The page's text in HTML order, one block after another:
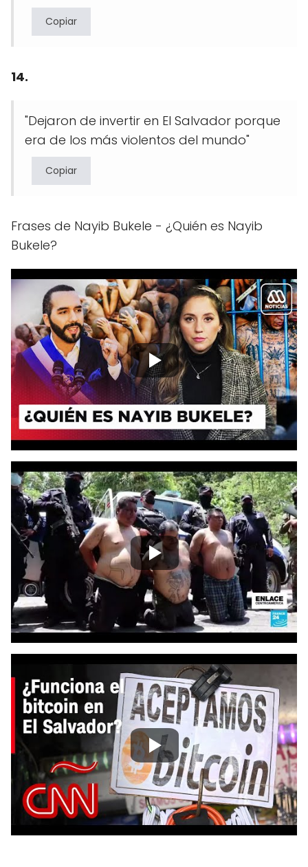
Copiar
14.
"Dejaron de invertir en El Salvador porque
era de los más violentos del mundo"
Copiar
Frases de Nayib Bukele - ¿Quién es Nayib
Bukele?